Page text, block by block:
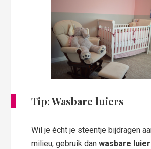
Tip: Wasbare luiers
Wil je écht je steentje bijdragen
milieu, gebruik danwasbare